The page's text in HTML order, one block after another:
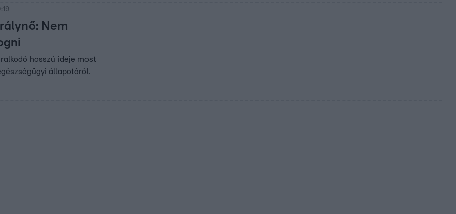
Nem
hosszú ideje most
állapotáról.